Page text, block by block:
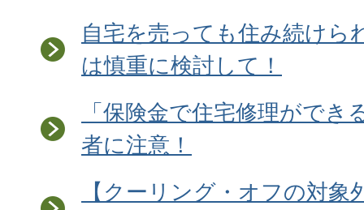
自宅を売っても住み続けら
は慎重に検討して！
「保険金で住宅修理ができ
者に注意！
【クーリング・オフの対象